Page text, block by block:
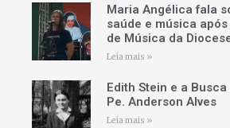
Maria Angélica fala
saúde e música
de Música da
Leia mais »
Edith Stein e a
Pe. Anderson Alves
Leia mais »